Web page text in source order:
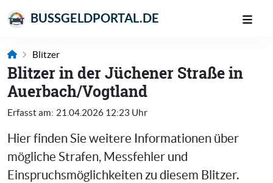
BUSSGELDPORTAL.DE
Blitzer
Blitzer in der Jüchener Straße in
Auerbach/Vogtland
Erfasst am: 21.04.2026 12:23 Uhr
Hier finden Sie weitere Informationen über
mögliche Strafen, Messfehler und
Einspruchsmöglichkeiten zu diesem Blitzer.